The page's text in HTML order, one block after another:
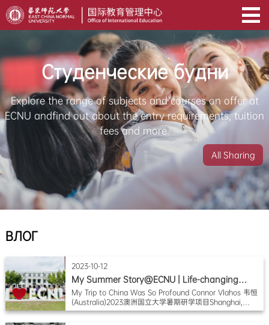
Студенческие будни
Explore the range of subjects and courses on offer at
ECNU andfind out about the entry requirements, tuition
fees and more.
All Sharing
ВЛОГ
2023-10-12
My Summer Story@ECNU | Life-changing
Summer in China
My Trip to China Was So Profound Connor Vlahos 韦恒
(Australia)2023澳洲国立大学暑期研学项目Shanghai,
Nice to See You Again!This was my second time in